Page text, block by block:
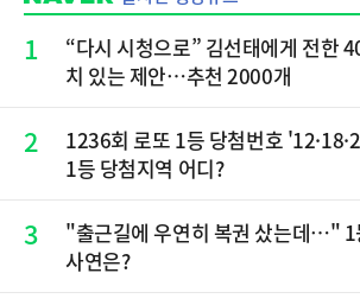
1
“다시 시청으로” 김선태에게 전한
치 있는 제안…추천 2000개
2
1236회 로또 1등 당첨번호
1등 당첨지역 어디?
3
"출근길에 우연히 복권 샀는데…" 1
사연은?